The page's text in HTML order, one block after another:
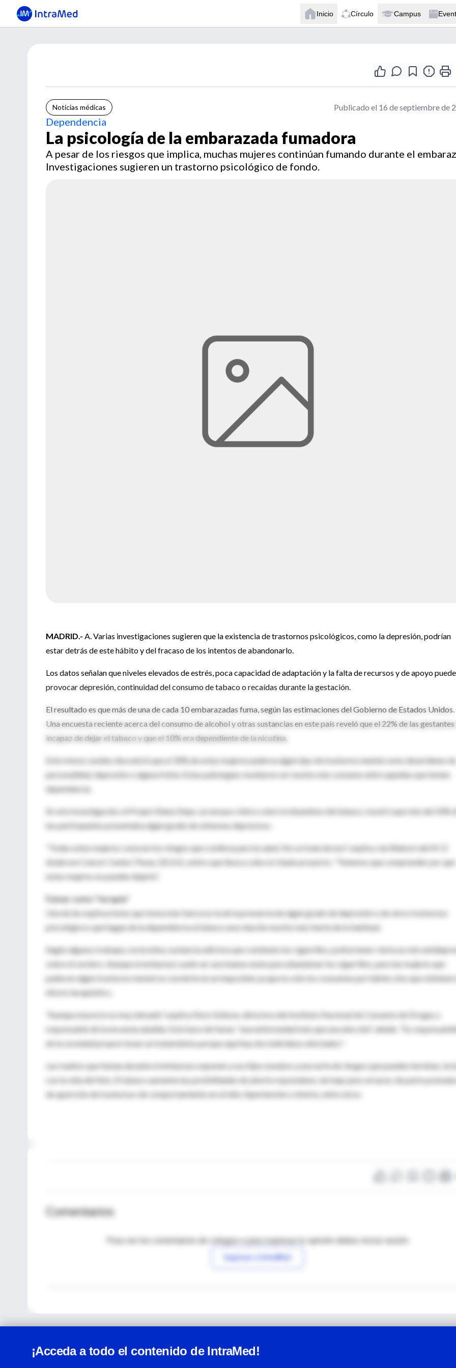
Inicio Círculo Campus
Noticias médicas Publicado el 16 de septiembre de
Dependencia
La psicología de la embarazada fumadora
A pesar de los riesgos que implica, muchas mujeres continúan fumando durante el
Investigaciones sugieren un trastorno psicológico de fondo.
MADRID.- A. Varias investigaciones sugieren que la existencia de trastornos psicológicos, como la depresión, podrían
estar detrás de este hábito y del fracaso de los intentos de abandonarlo.
Los datos señalan que niveles elevados de estrés, poca capacidad de adaptación y la falta de recursos y de apoyo
provocar depresión, continuidad del consumo de tabaco o recaídas durante la gestación.
El resultado es que más de una de cada 10 embarazadas fuma, según las estimaciones del Gobierno de Estados Unidos.
Una encuesta reciente acerca del consumo de alcohol y otras sustancias en este país reveló que el 22% de las gestantes
incapaz de dejar el tabaco y que el 10% era dependiente de la nicotina.
Este mismo sondeo descubrió que el 30% de estas mujeres padecía algún tipo de trastorno mental como desórdenes de
personalidad, depresión o alguna fobia. Estas patologías resultaron ser mucho más comunes entre aquellas que tenían
dependencia.
En otra investigación, el Project Baby Steps, un ensayo clínico sobre el abandono del tabaco, mostró que más del 50%
las participantes presentaba algún grado de síntomas depresivos.
"Todas estas mujeres conocen los riesgos que conlleva para la salud. No se trata de eso", explica Jan Blalock del M. D
Anderson Cancer Center (Texas, EEUU), centro que lleva a cabo el citado proyecto. "Tenemos que comprender por qué
estas mujeres no pueden dejarlo".
Fumar como "terapia"
Una de las explicaciones que toma más fuerza es la de la presencia de algún grado de depresión o de otros trastornos
psicológicos que hagan de la dependencia al tabaco una relación mucho más fuerte de lo habitual.
Según algunos trabajos, la nicotina, sustancia adictiva que contienen los cigarrillos, podría tener cierta acción
sobre el cerebro. Aunque el embarazo suele ser una buena razón para abandonar los cigarrillos, para las mujeres que
padecen algún trastorno mental se convierte en un imposible ya que no sólo los consumen por hábito sino que obtienen
efecto terapéutico.
"Aunque el precio es muy elevado", explica Nora Volkow, directora del Instituto Nacional de Consumo de Drogas y
responsable de la encuesta aludida. Esto hace de fumar "una enfermedad más que una elección", añade. "Es
de la sociedad proporcionar un tratamiento porque aquí hay dos individuos afectados".
Las madres que fuman durante el embarazo exponen a sus hijos nonatos a una serie de riesgos que pueden terminar,
con la vida del feto. El tabaco aumenta las posibilidades de aborto espontáneo, de bajo peso al nacer, de parto
de aparición de trastornos de comportamiento en el niño, hipertensión o infarto, entre otros.
Comentarios
Para ver los comentarios de colegas o para expresar tu opinión debes iniciar sesión
Ingresar a IntraMed
¡Acceda a todo el contenido de IntraMed!